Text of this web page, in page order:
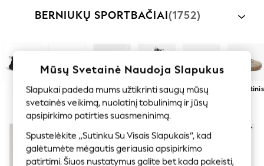
Shirts
Coats & Jackets
Socks
All Boys Sport & Swimwear
Trainers & Pumps
Swimwear
Shorts
Joggers
adidas
BERNIUKŲ SPORTBAČIAI(1752)
Juoda Balta
Prisilietimo
tvirtinimas
Suvarstykite
Sportinė
apranga
Atsitiktinis
Mūsų Svetainė Naudoja Slapukus
Slapukai padeda mums užtikrinti saugų mūsų
svetainės veikimą, nuolatinį tobulinimą ir jūsų
apsipirkimo patirties suasmeninimą.
Spustelėkite „Sutinku Su Visais Slapukais“, kad
galėtumėte mėgautis geriausia apsipirkimo
patirtimi. Šiuos nustatymus galite bet kada pakeisti,